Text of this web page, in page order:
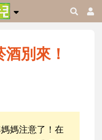
別來！
媽注意了！在